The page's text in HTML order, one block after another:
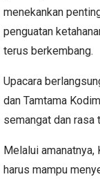
menekankan
penguatan
terus berkembang.
Upacara
dan Tamtama
semangat dan rasa
Melalui amanatnya,
harus mampu